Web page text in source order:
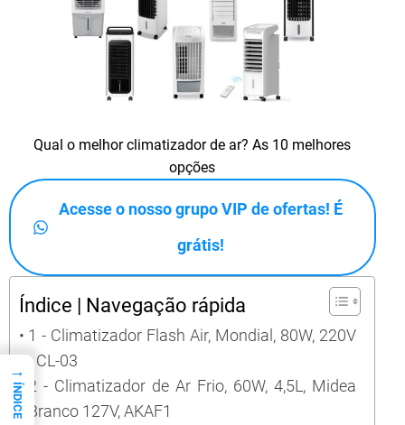
Qual o melhor climatizador de ar? As 10 melhores
opções
Acesse o nosso grupo VIP de ofertas! É
grátis!
Índice | Navegação rápida
1 - Climatizador Flash Air, Mondial, 80W, 220V
- CL-03
2 - Climatizador de Ar Frio, 60W, 4,5L, Midea
Branco 127V, AKAF1
→
ÍNDICE